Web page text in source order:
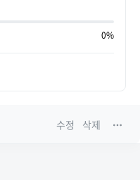
0%
수정 삭제